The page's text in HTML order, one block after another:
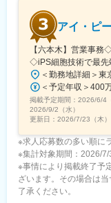
アイ・ピ
【六本木】営業事
◇iPS細胞技術で最先
掲載予定期間： 2026/6/4
2026/9/2（水）
更新日： 2026/7/23（木）
※求人応募数の多い順に
※集計対象期間：2026/7/
※事情により掲載終了予
ざいます。その場合は
了承ください。